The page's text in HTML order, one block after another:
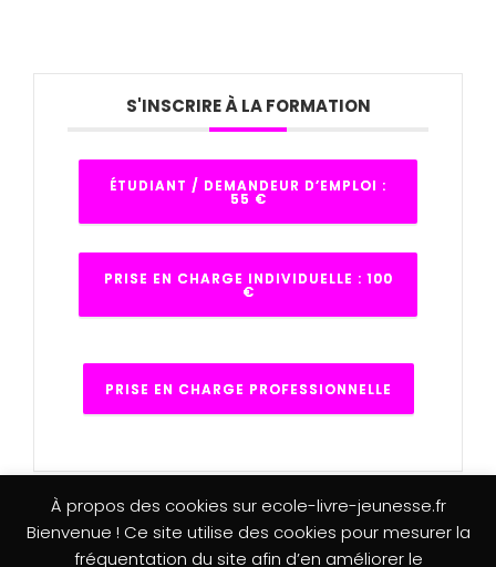
À propos des cookies sur ecole-livre-jeunesse.fr
Bienvenue ! Ce site utilise des cookies pour mesurer la
fréquentation du site afin d’en améliorer le
S'INSCRIRE À LA FORMATION
ÉTUDIANT / DEMANDEUR D’EMPLOI :
55 €
PRISE EN CHARGE INDIVIDUELLE : 100
€
PRISE EN CHARGE PROFESSIONNELLE